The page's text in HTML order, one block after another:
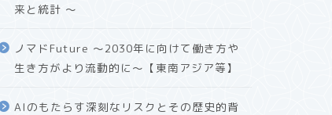
来と統計 〜
ノマドFuture 〜2030年に向けて働き方や
生き方がより流動的に〜【東南アジア等】
AIのもたらす深刻なリスクとその歴史的背